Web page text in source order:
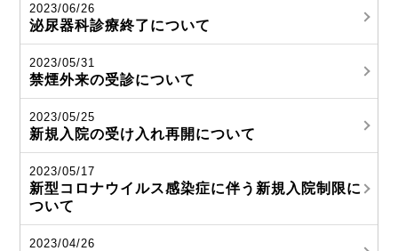
2023/06/26
泌尿器科診療終了について
2023/05/31
禁煙外来の受診について
2023/05/25
新規入院の受け入れ再開について
2023/05/17
新型コロナウイルス感染症に伴う新規入院制限に
ついて
2023/04/26